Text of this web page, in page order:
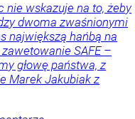
nie wskazuje na to, żeby
dwoma zwaśnionymi
największą hańbą na
SAFE –
głowę państwa, z
Marek Jakubiak z